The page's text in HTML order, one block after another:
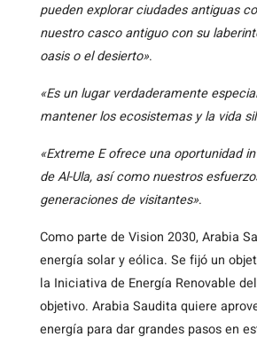
pueden explorar ciudades antiguas
nuestro casco antiguo con su
oasis o el desierto».
«Es un lugar verdaderamente
mantener los ecosistemas y la vida
«Extreme E ofrece una oportunidad
de Al-Ula, así como nuestros
generaciones de visitantes».
Como parte de Vision 2030, Arabia
energía solar y eólica. Se fijó un
la Iniciativa de Energía Renovable
objetivo. Arabia Saudita quiere
energía para dar grandes pasos en